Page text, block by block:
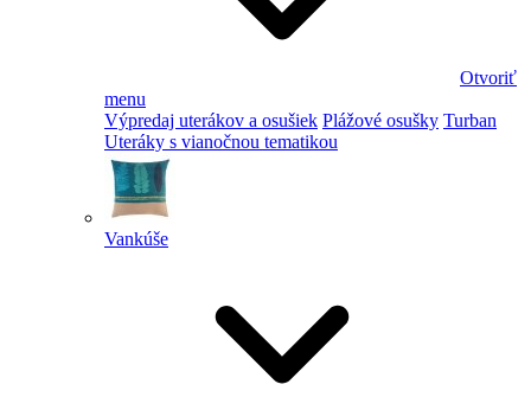
Otvoriť
menu
Výpredaj uterákov a osušiek Plážové osušky Turban
Uteráky s vianočnou tematikou
Vankúše